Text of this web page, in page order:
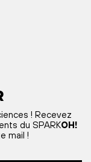
! Recevez
du SPARKOH!
mail !